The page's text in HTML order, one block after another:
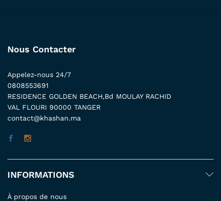
Nous Contacter
Appelez-nous 24/7
0808553691
RESIDENCE GOLDEN BEACH,Bd MOULAY RACHID
VAL FLOURI 90000 TANGER
contact@khashan.ma
INFORMATIONS
À propos de nous